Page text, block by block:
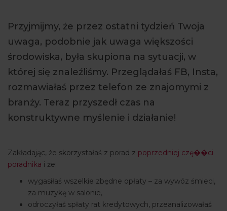
Przyjmijmy, że przez ostatni tydzień Twoja
uwaga, podobnie jak uwaga większości
środowiska, była skupiona na sytuacji, w
której się znaleźliśmy. Przeglądałaś FB, Insta,
rozmawiałaś przez telefon ze znajomymi z
branży. Teraz przyszedł czas na
konstruktywne myślenie i działanie!
Zakładając, że skorzystałaś z porad z poprzedniej czę��ci
poradnika i że:
wygasiłaś wszelkie zbędne opłaty – za wywóz śmieci,
za muzykę w salonie,
odroczyłaś spłaty rat kredytowych, przeanalizowałaś